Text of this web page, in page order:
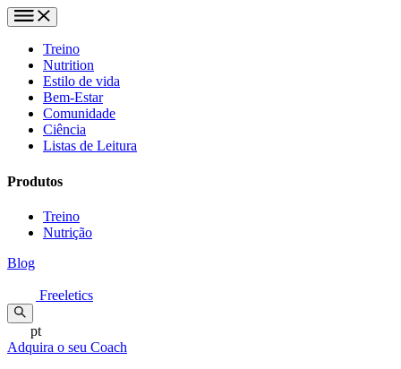
Treino
Nutrition
Estilo de vida
Bem-Estar
Comunidade
Ciência
Listas de Leitura
Produtos
Treino
Nutrição
Blog
Freeletics
pt
Adquira o seu Coach